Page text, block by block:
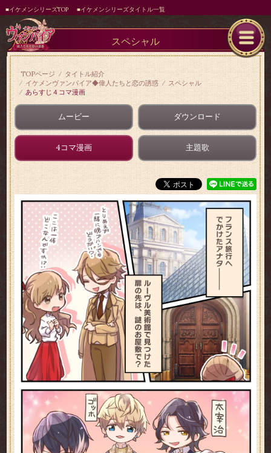
■イケメンシリーズTOP ■イケメンシリーズタイトル一覧
スペシャル
TOPページ
タイトル紹介
イケメンヴァンパイア◆偉人たちと恋の誘惑
スペシャル
あらすじ４コマ漫画
ムービー ダウンロード
4コマ漫画 主題歌